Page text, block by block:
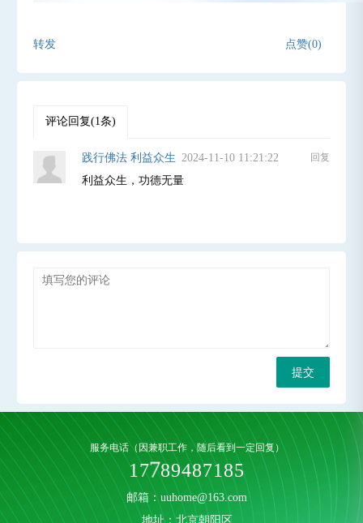
转发 点赞(0)
评论回复(1条)
践行佛法 利益众生 2024-11-10 11:21:22 回复
利益众生，功德无量
提交
服务电话（因兼职工作，随后看到一定回复）
1 7789487185
邮箱：uuhome@163.com
地址：北京朝阳区